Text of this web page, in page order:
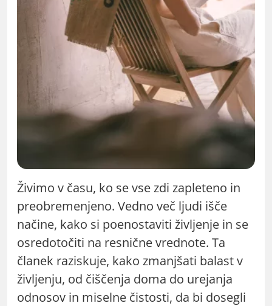
Živimo v času, ko se vse zdi zapleteno in
preobremenjeno. Vedno več ljudi išče
načine, kako si poenostaviti življenje in se
osredotočiti na resnične vrednote. Ta
članek raziskuje, kako zmanjšati balast v
življenju, od čiščenja doma do urejanja
odnosov in miselne čistosti, da bi dosegli